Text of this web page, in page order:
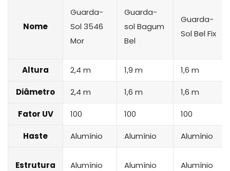
Nome
Guarda-
Sol 3546
Mor
Guarda-
sol Bagum
Bel
Guarda-
Sol Bel Fix
Altura 2,4 m 1,9 m 1,6 m
Diâmetro 2,4 m 1,6 m 1,6 m
Fator UV 100 100 100
Haste Alumínio Alumínio Alumínio
Estrutura Alumínio Alumínio Alumínio